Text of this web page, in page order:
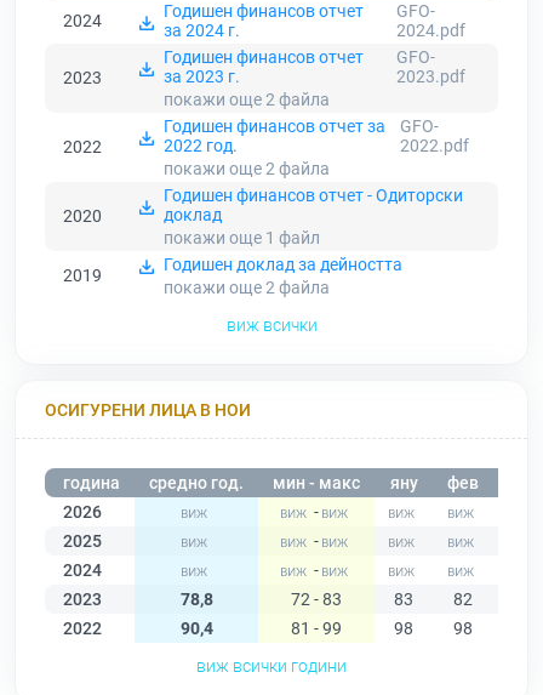
2024
Годишен финансов отчет
за 2024 г.
GFO-
2024.pdf
2023
Годишен финансов отчет
за 2023 г.
GFO-
2023.pdf
покажи още 2файла
2022
Годишен финансов отчет за
2022 год.
GFO-
2022.pdf
покажи още 2файла
2020
Годишен финансов отчет - Одиторски
доклад
покажи още 1 файл
2019
Годишен доклад за дейността
покажи още 2файла
виж всички
ОСИГУРЕНИ ЛИЦА В НОИ
година средно год. мин - макс яну фев
2026
-
2025
-
2024
-
2023
78,8 72 - 83 83 82
2022
90,4 81 - 99 98 98
виж всички години